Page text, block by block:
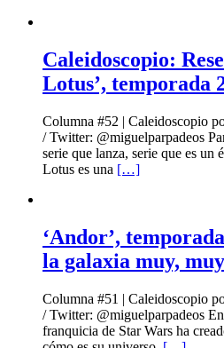
Caleidoscopio:
Lotus’, temporada
Columna #52 | Caleidoscopio
/ Twitter: @miguelparpadeos
serie que lanza, serie que es un
Lotus es una […]
‘Andor’,
la galaxia muy,
Columna #51 | Caleidoscopio
/ Twitter: @miguelparpadeos
franquicia de Star Wars ha